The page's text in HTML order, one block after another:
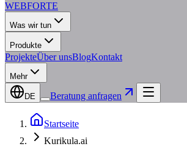
WEBFORTE
Was wir tun
Produkte
ProjekteÜber unsBlogKontakt
Mehr
DE Beratung anfragen
Startseite
Kurikula.ai